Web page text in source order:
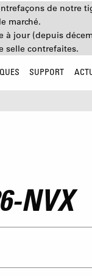
de notre
marché.
à jour (depuis
selle contrefaites.
SUPPORT
NVX